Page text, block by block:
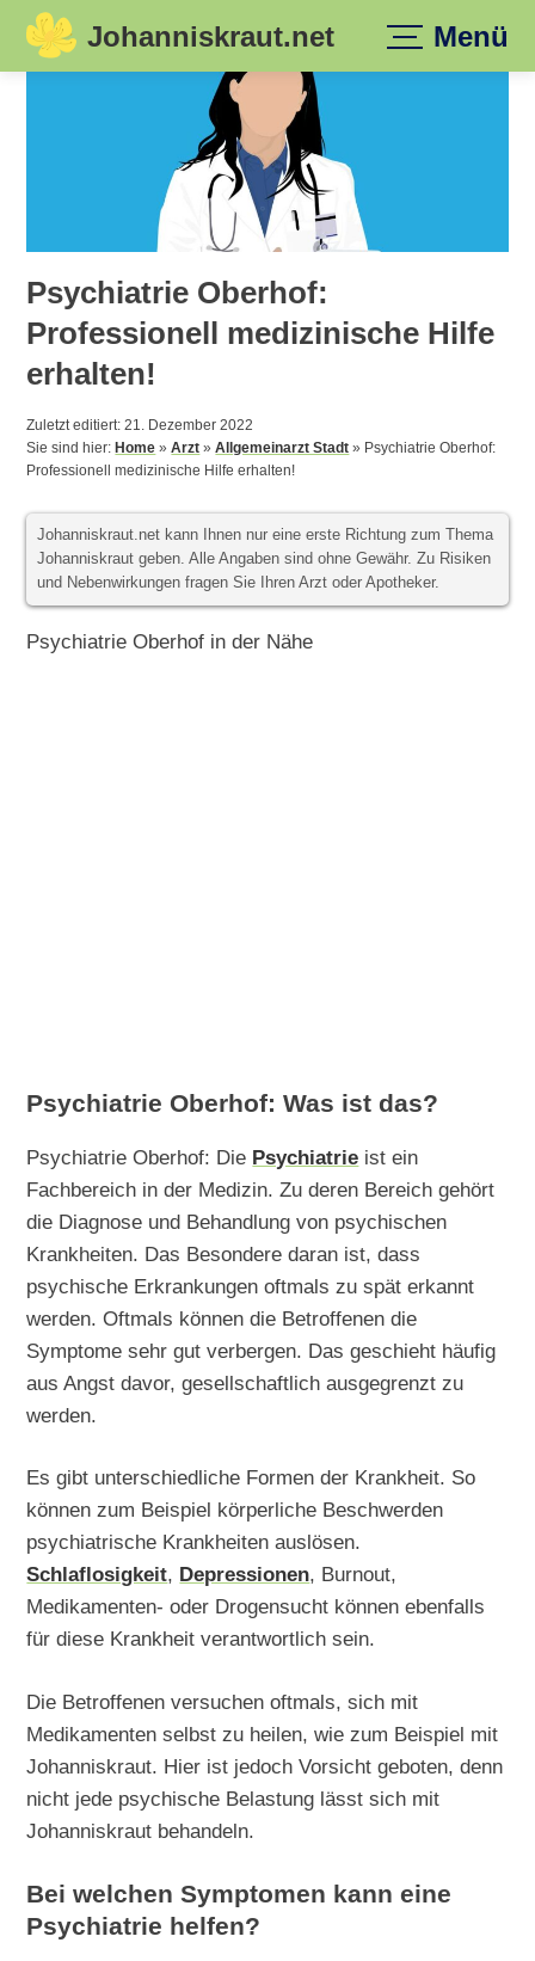
Skip
Johanniskraut.net Menü
Psychiatrie Oberhof:
Professionell medizinische Hilfe
erhalten!
Zuletzt editiert: 21. Dezember 2022
Sie sind hier:Home »Arzt »Allgemeinarzt Stadt » Psychiatrie Oberhof:
Professionell medizinische Hilfe erhalten!
Johanniskraut.net kann Ihnen nur eine erste Richtung zum Thema
Johanniskraut geben. Alle Angaben sind ohne Gewähr. Zu Risiken
und Nebenwirkungen fragen Sie Ihren Arzt oder Apotheker.
Psychiatrie Oberhof in der Nähe
Psychiatrie Oberhof: Was ist das?
Psychiatrie Oberhof: Die Psychiatrie ist ein
Fachbereich in der Medizin. Zu deren Bereich gehört
die Diagnose und Behandlung von psychischen
Krankheiten. Das Besondere daran ist, dass
psychische Erkrankungen oftmals zu spät erkannt
werden. Oftmals können die Betroffenen die
Symptome sehr gut verbergen. Das geschieht häufig
aus Angst davor, gesellschaftlich ausgegrenzt zu
werden.
Es gibt unterschiedliche Formen der Krankheit. So
können zum Beispiel körperliche Beschwerden
psychiatrische Krankheiten auslösen.
Schlaflosigkeit, Depressionen, Burnout,
Medikamenten- oder Drogensucht können ebenfalls
für diese Krankheit verantwortlich sein.
Die Betroffenen versuchen oftmals, sich mit
Medikamenten selbst zu heilen, wie zum Beispiel mit
Johanniskraut. Hier ist jedoch Vorsicht geboten, denn
nicht jede psychische Belastung lässt sich mit
Johanniskraut behandeln.
Bei welchen Symptomen kann eine
Psychiatrie helfen?